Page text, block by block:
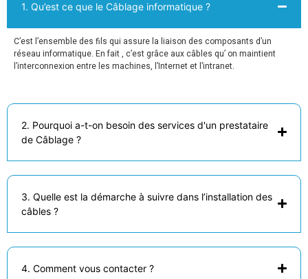
1. Qu’est ce que le Câblage informatique ?
C’est l’ensemble des fils qui assure la liaison des composants d’un
réseau informatique. En fait , c’est grâce aux câbles qu’ on maintient
l’interconnexion entre les machines, l’Internet et l’intranet.
2. Pourquoi a-t-on besoin des services d'un prestataire
de Câblage ?
3. Quelle est la démarche à suivre dans l’installation des
câbles ?
4. Comment vous contacter ?